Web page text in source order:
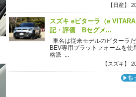
【日産】
スズキ eビターラ（e
記・評価 Bセグメ...
車名は従来モデルのビターラだ
BEV専用プラットフォームを使
格派 ...
【スズキ】